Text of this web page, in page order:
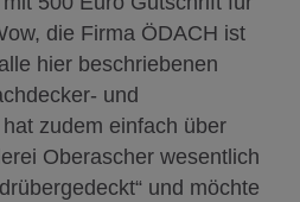
die Firma ÖDACH ist
hier beschriebenen
und
zudem einfach über
Oberascher wesentlich
und möchte